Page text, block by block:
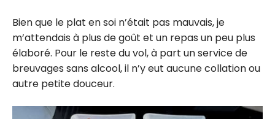
Bien que le plat en soi n’était pas mauvais, je
m’attendais à plus de goût et un repas un peu plus
élaboré. Pour le reste du vol, à part un service de
breuvages sans alcool, il n’y eut aucune collation ou
autre petite douceur.